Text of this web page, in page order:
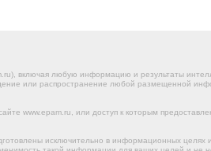
включая любую информацию и результаты
или распространение любой размещенной
www.epam.ru, или доступ к которым
исключительно в информационных